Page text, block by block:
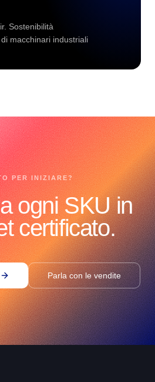
Sostenibilità
macchinari industriali
PER INIZIARE?
ogni SKU in
certificato.
Parla con le vendite